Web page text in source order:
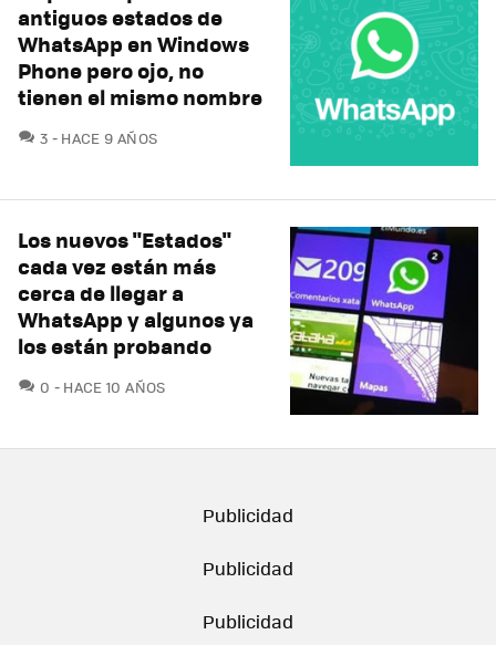
antiguos estados de
WhatsApp en Windows
Phone pero ojo, no
tienen el mismo nombre
3 COMENTARIOS
HACE 9 AÑOS
Los nuevos "Estados"
cada vez están más
cerca de llegar a
WhatsApp y algunos ya
los están probando
0 COMENTARIOS
HACE 10 AÑOS